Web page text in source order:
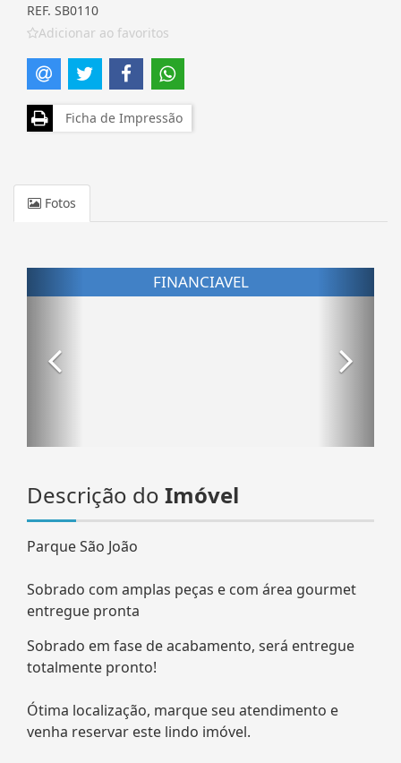
REF. SB0110
Adicionar ao favoritos
Ficha de Impressão
Fotos
Descrição do Imóvel
Parque São João
Sobrado com amplas peças e com área gourmet
entregue pronta
Sobrado em fase de acabamento, será entregue
totalmente pronto!
Ótima localização, marque seu atendimento e
venha reservar este lindo imóvel.